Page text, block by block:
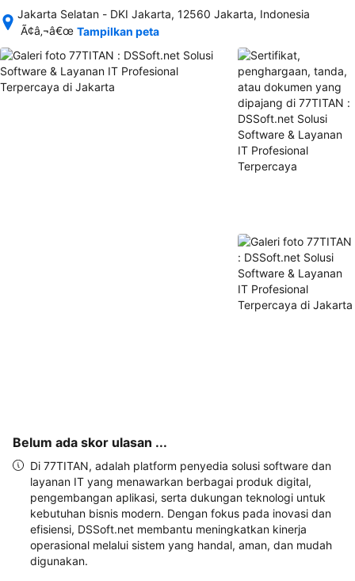
Jakarta Selatan - DKI Jakarta, 12560 Jakarta, Indonesia
Setelah
semua
rincian
akomodasi
Ã¢â‚¬â€œ Tampilkan peta
Belum ada skor ulasan ...
Di 77TITAN, adalah platform penyedia solusi software dan
layanan IT yang menawarkan berbagai produk digital,
pengembangan aplikasi, serta dukungan teknologi untuk
kebutuhan bisnis modern. Dengan fokus pada inovasi dan
efisiensi, DSSoft.net membantu meningkatkan kinerja
operasional melalui sistem yang handal, aman, dan mudah
digunakan.